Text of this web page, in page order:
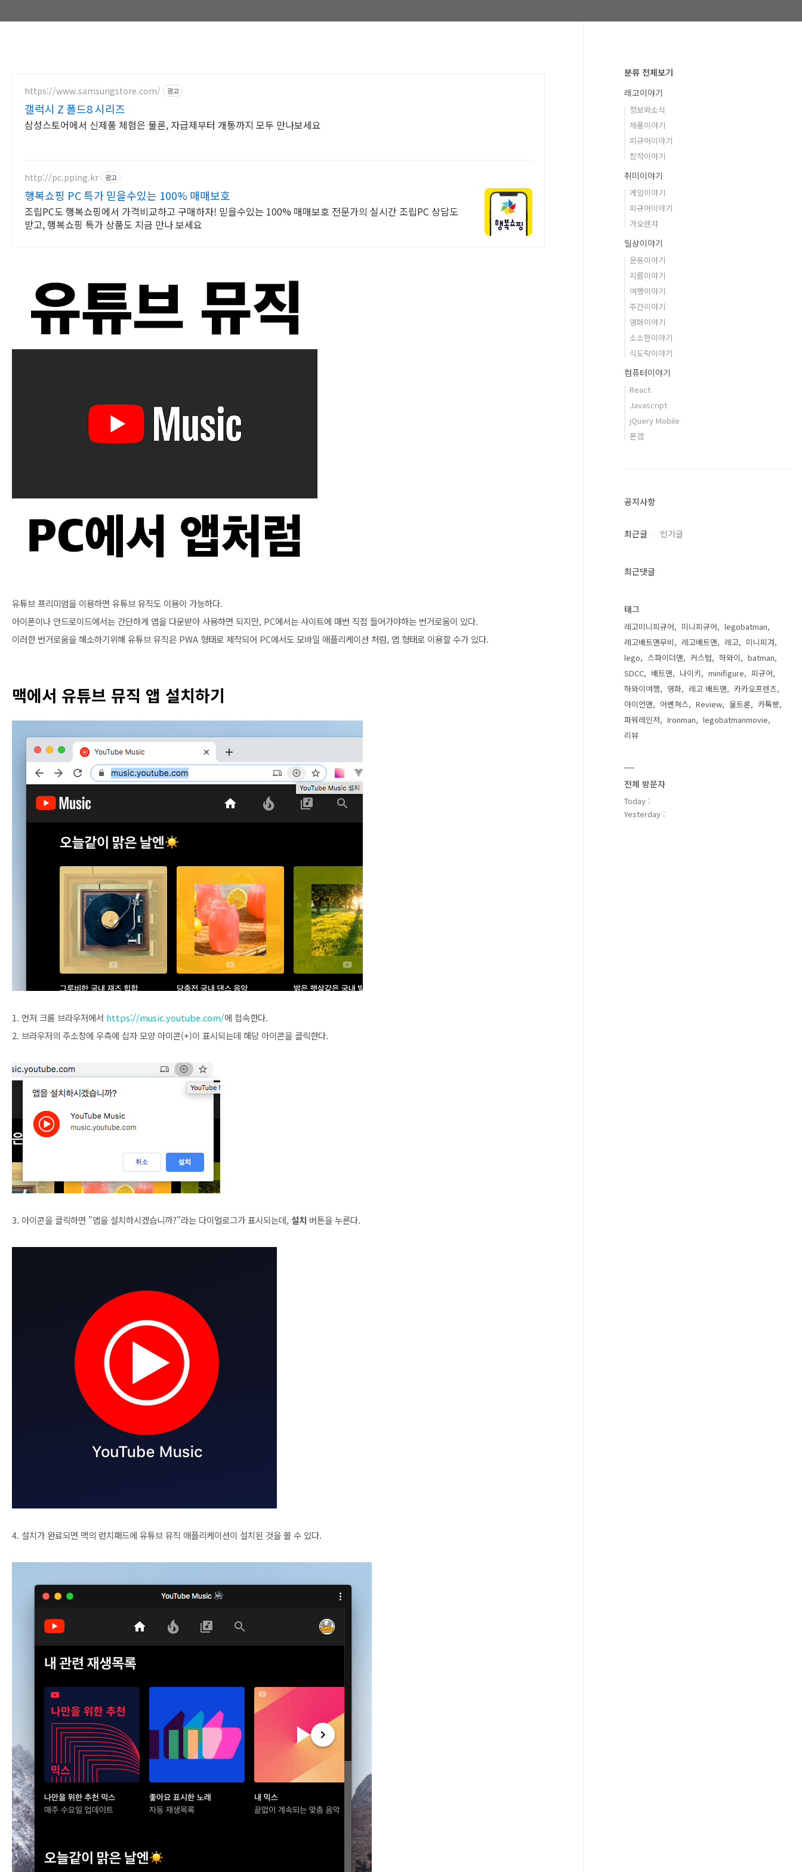
https://www.samsungstore.com/ 광고
갤럭시 Z 폴드8 시리즈
삼성스토어에서 신제품 체험은 물론, 자급제부터 개통까지 모두 만나보세요
http://pc.pping.kr 광고
행복쇼핑 PC 특가 믿을수있는 100% 매매보호
조립PC도 행복쇼핑에서 가격비교하고 구매하자! 믿을수있는 100% 매매보호 전문가의 실시간 조립PC 상담도
받고, 행복쇼핑 특가 상품도 지금 만나 보세요
유튜브 프리미엄을 이용하면 유튜브 뮤직도 이용이 가능하다.
아이폰이나 안드로이드에서는 간단하게 앱을 다운받아 사용하면 되지만, PC에서는 사이트에 매번 직접 들어가야하는 번거로움이 있다.
이러한 번거로움을 해소하기위해 유튜브 뮤직은 PWA 형태로 제작되어 PC에서도 모바일 애플리케이션 처럼, 앱 형태로 이용할 수가 있다.
맥에서 유튜브 뮤직 앱 설치하기
1. 먼저 크롬 브라우저에서 https://music.youtube.com/에 접속한다.
2. 브라우저의 주소창에 우측에 십자 모양 아이콘(+)이 표시되는데 해당 아이콘을 클릭한다.
3. 아이콘을 클릭하면 "앱을 설치하시겠습니까?"라는 다이얼로그가 표시되는데, 설치 버튼을 누른다.
4. 설치가 완료되면 맥의 런치패드에 유튜브 뮤직 애플리케이션이 설치된 것을 볼 수 있다.
분류 전체보기
레고이야기
정보와소식
제품이야기
피규어이야기
창작이야기
취미이야기
게임이야기
피규어이야기
가오렌쟈
일상이야기
운동이야기
지름이야기
여행이야기
주간이야기
영화이야기
소소한이야기
식도락이야기
컴퓨터이야기
React
Javascript
jQuery Mobile
폰갭
공지사항
최근글 인기글
최근댓글
태그
레고미니피규어 미니피규어
legobatman
레고배트맨무비
레고배트맨 레고
미니피겨
lego
스파이더맨 커스텀 하와이
batman
SDCC
배트맨 나이키 minifigure
피규어
하와이여행
영화 레고 배트맨
카카오프렌즈
아이언맨
어벤져스 Review 울트론
카톡빵
파워레인저
Ironman
legobatmanmovie
리뷰
전체 방문자
Today :
Yesterday :